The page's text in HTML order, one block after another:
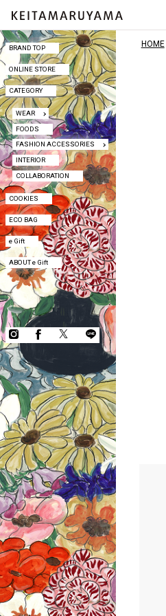
BRAND TOP
ONLINE STORE
CATEGORY
WEAR
FOODS
FASHION ACCESSORIES
INTERIOR
COLLABORATION
COOKIES
ECO BAG
e Gift
ABOUT e Gift
COPYRIGHT © KEITA MARUYAMA.
ALL RIGHTS RESERVED.
BRAND TOP
ONLINE STORE
CATEGORY
WEAR
FOODS
FASHION ACCESSORIES
INTERIOR
COLLABORATION
COOKIES
ECO BAG
e Gift
ABOUT e Gift
HOME